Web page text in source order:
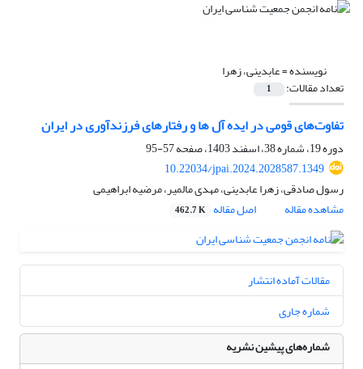
نویسنده =عابدینی، زهرا
تعداد مقالات: 1
تفاوت‌های قومی در ایده آل ها و رفتارهای فرزندآوری در ایران
دوره 19، شماره 38، اسفند 1403، صفحه
57-95
10.22034/jpai.2024.2028587.1349
رسول صادقی، زهرا عابدینی، مهدی مالمیر، مرضیه ابراهیمی
مشاهده مقاله
اصل مقاله 462.7 K
مقالات آماده انتشار
شماره جاری
شماره‌های پیشین نشریه